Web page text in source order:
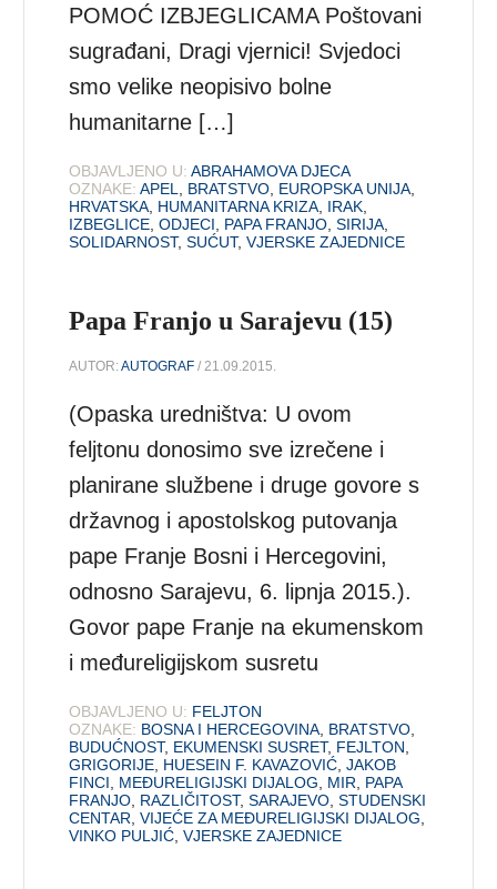
POMOĆ IZBJEGLICAMA Poštovani
sugrađani, Dragi vjernici! Svjedoci
smo velike neopisivo bolne
humanitarne […]
OBJAVLJENO U: ABRAHAMOVA DJECA
OZNAKE: APEL BRATSTVO EUROPSKA UNIJA
HRVATSKA HUMANITARNA KRIZA IRAK
IZBEGLICE ,ODJECI PAPA FRANJO ,SIRIJA
SOLIDARNOST,SUĆUT,VJERSKE ZAJEDNICE
Papa Franjo u Sarajevu (15)
AUTOR:AUTOGRAF / 21.09.2015.
(Opaska uredništva: U ovom
feljtonu donosimo sve izrečene i
planirane službene i druge govore s
državnog i apostolskog putovanja
pape Franje Bosni i Hercegovini,
odnosno Sarajevu, 6. lipnja 2015.).
Govor pape Franje na ekumenskom
i međureligijskom susretu
OBJAVLJENO U: FELJTON
OZNAKE: BOSNA I HERCEGOVINA BRATSTVO
BUDUĆNOST, EKUMENSKI SUSRET, FEJLTON
GRIGORIJE HUESEIN F. KAVAZOVIĆ ,JAKOB
FINCI
MEĐURELIGIJSKI DIJALOG MIR
PAPA
FRANJO RAZLIČITOST,SARAJEVO ,STUDENSKI
CENTAR ,VIJEĆE ZA MEĐURELIGIJSKI DIJALOG
VINKO PULJIĆ ,VJERSKE ZAJEDNICE